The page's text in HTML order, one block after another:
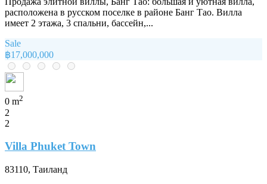
расположена в русском поселке в районе Банг Тао. Вилла
имеет 2 этажа, 3 спальни, бассейн,...
Sale
฿17,000,000
0 m2
2
2
Villa Phuket Town
83110, Таиланд